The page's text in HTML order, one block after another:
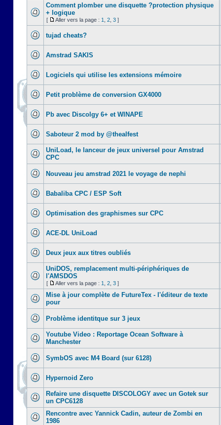
Comment plomber une disquette ?protection physique
+ logique
[ Aller vers la page : 1 2 3 ]
tujad cheats?
Amstrad SAKIS
Logiciels qui utilise les extensions mémoire
Petit problème de conversion GX4000
Pb avec Discolgy 6+ et WINAPE
Saboteur 2 mod by @thealfest
UniLoad, le lanceur de jeux universel pour Amstrad
CPC
Nouveau jeu amstrad 2021 le voyage de nephi
Babaliba CPC / ESP Soft
Optimisation des graphismes sur CPC
ACE-DL UniLoad
Deux jeux aux titres oubliés
UniDOS, remplacement multi-périphériques de
l'AMSDOS
[ Aller vers la page : 1 2 3 ]
Mise à jour complète de FutureTex - l'éditeur de texte
pour
Problème identitque sur 3 jeux
Youtube Video : Reportage Ocean Software à
Manchester
SymbOS avec M4 Board (sur 6128)
Hypernoid Zero
Refaire une disquette DISCOLOGY avec un Gotek sur
un CPC6128
Rencontre avec Yannick Cadin, auteur de Zombi en
1986